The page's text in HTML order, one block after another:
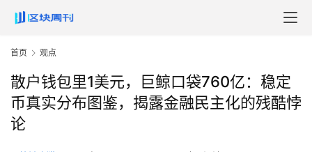
首页 观点
散户钱包里1美元，巨鲸口袋760亿：稳定
币真实分布图鉴，揭露金融民主化的残酷悖
论